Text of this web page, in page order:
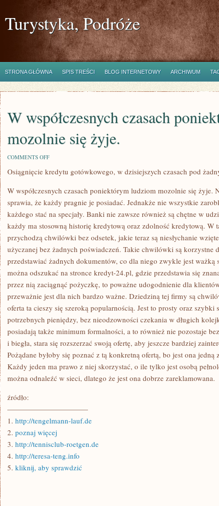
Turystyka, Podróże
STRONA GŁÓWNA SPIS TREŚCI BLOG INTERNETOWY ARCHIWUM
W współczesnych czasach
mozolnie się żyje.
COMMENTS OFFON
WSPÓŁCZESNYCH
CZASACH
LUDZIOM
MOZOLNIE
ŻYJE.
Osiągnięcie kredytu gotówkowego, w dzisiejszych czasach pod
W współczesnych czasach poniektórym ludziom mozolnie się żyje.
sprawia, że każdy pragnie je posiadać. Jednakże nie wszystkie
każdego stać na specjały. Banki nie zawsze również są chętne w
każdy ma stosowną historię kredytową oraz zdolność kredytową. W
przychodzą chwilówki bez odsetek, jakie teraz są niesłychanie
użyczanej bez żadnych poświadczeń. Takie chwilówki są korzystne
przedstawiać żadnych dokumentów, co dla niego zwykle jest
można odszukać na stronce kredyt-24.pl, gdzie przedstawia się
przez nią zaciągnąć pożyczkę, to poważne udogodnienie dla
przeważnie jest dla nich bardzo ważne. Dziedziną tej firmy są
oferta ta cieszy się szeroką popularnością. Jest to prosty oraz szybki
potrzebnych pieniędzy, bez nieodzowności czekania w długich
posiadają także minimum formalności, a to również nie pozostaje
i biegła, stara się rozszerzać swoją ofertę, aby jeszcze bardziej
Pożądane byłoby się poznać z tą konkretną ofertą, bo jest ona
Każdy jeden ma prawo z niej skorzystać, o ile tylko jest osobą
można odnaleźć w sieci, dlatego że jest ona dobrze zareklamowana.
źródło:
———————————
1. http://tengelmann-lauf.de
2. poznaj więcej
3. http://tennisclub-roetgen.de
4. http://teresa-teng.info
5. kliknij, aby sprawdzić